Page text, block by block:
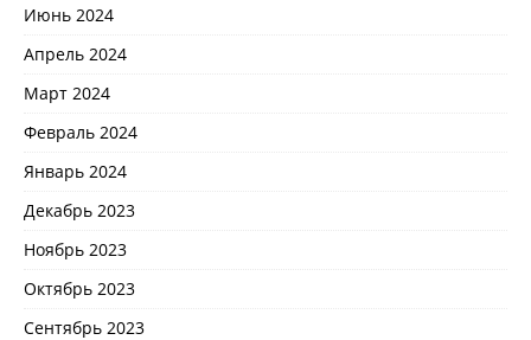
Июнь 2024
Апрель 2024
Март 2024
Февраль 2024
Январь 2024
Декабрь 2023
Ноябрь 2023
Октябрь 2023
Сентябрь 2023